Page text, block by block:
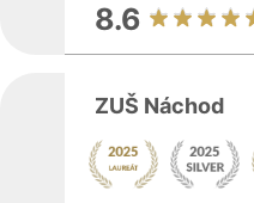
8.6
ZUŠ Náchod